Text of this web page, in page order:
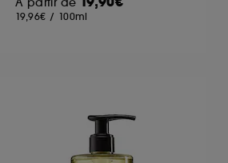
19,96€ / 100ml